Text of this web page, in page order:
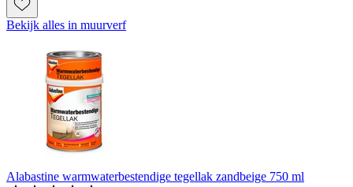
Bekijk alles in muurverf
Alabastine warmwaterbestendige tegellak zandbeige 750 ml